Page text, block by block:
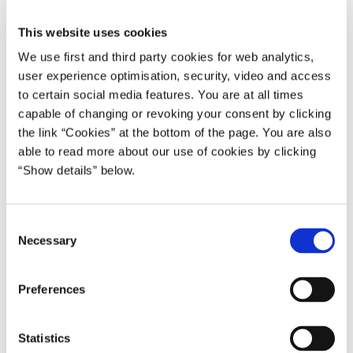
This website uses cookies
We use first and third party cookies for web analytics,
user experience optimisation, security, video and access
to certain social media features. You are at all times
capable of changing or revoking your consent by clicking
the link “Cookies” at the bottom of the page. You are also
able to read more about our use of cookies by clicking
“Show details” below.
Necessary
Preferences
Statistics
Med klimaprogrammet viser vi, hvor langt vi er med at
realisere forskellige tiltag, og hvordan vi vil fjerne bump og
risici i hver sektor på vej mod 2030, så vi kommer sikkert i
mål,”
siger Lars Aagaard.
Flere veje mod målene
Siden Klimaprogram 2022 er der fremlagt strategier for
metanreducerende foder samt gylle- og
mankoen. Der er altså flere veje til at nå klimamålene.
ramme forskellige samfundsgrupper vidt forskelligt. I
vurderes konsekvenserne ved